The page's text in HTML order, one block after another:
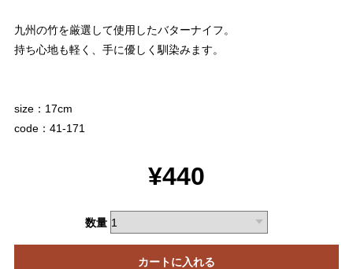
九州の竹を厳選して使用したバターナイフ。
持ち心地も軽く、手に優しく馴染みます。
size：17cm
code：41-171
¥440
数量
カートに入れる